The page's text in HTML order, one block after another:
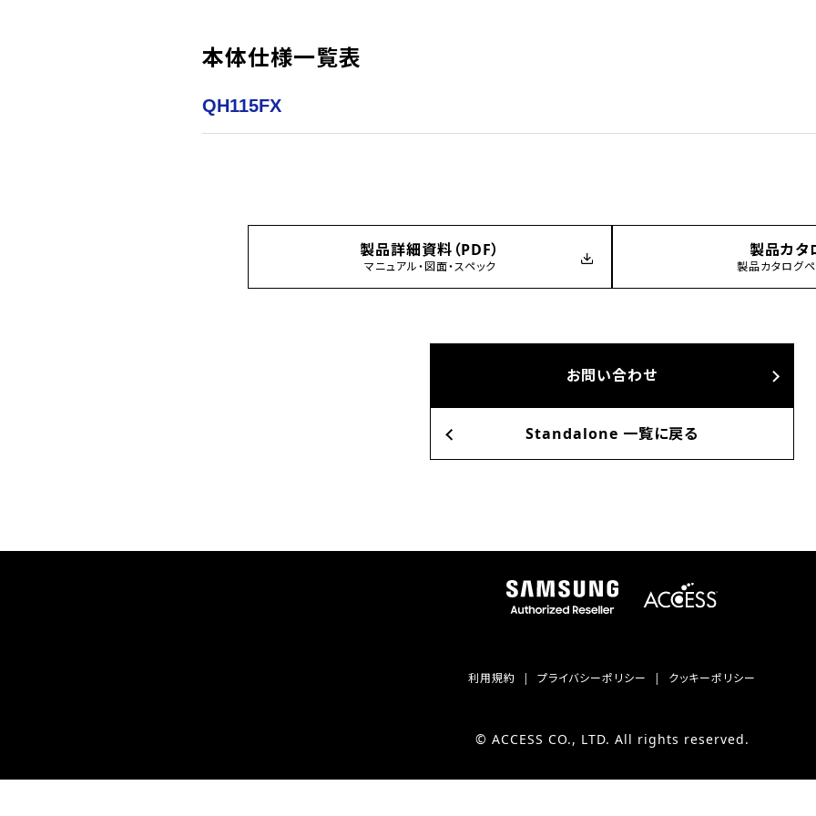
本体仕様一覧表
QH115FX
製品詳細資料（PDF）
マニュアル・図面・スペック
製品カタ
製品カタログ
お問い合わせ
Standalone 一覧に戻る
利用規約 プライバシーポリシー クッキーポリシー
© ACCESS CO., LTD. All rights reserved.